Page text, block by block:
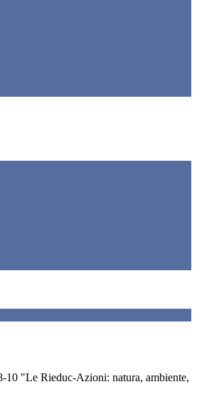
"Le Rieduc-Azioni: natura, ambiente,